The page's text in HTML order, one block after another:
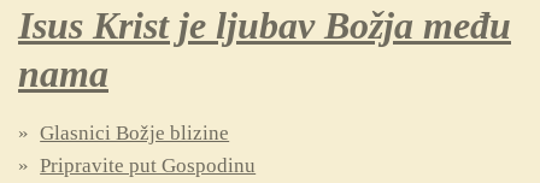
Isus Krist je ljubav Božja među
nama
Glasnici Božje blizine
Pripravite put Gospodinu